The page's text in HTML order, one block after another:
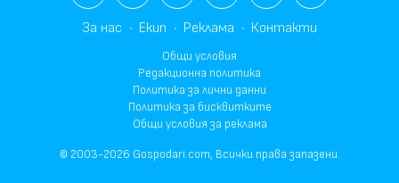
За нас Екип Реклама Контакти
Общи условия
Редакционна политика
Политика за лични данни
Политика за бисквитките
Общи условия за реклама
© 2003-2026 Gospodari.com, Всички права запазени.